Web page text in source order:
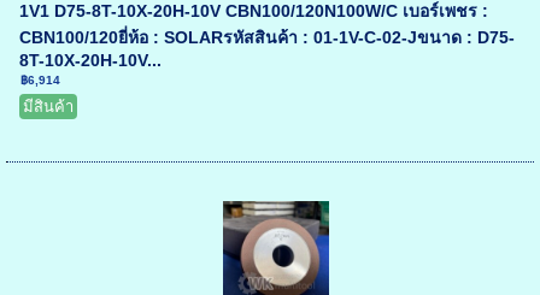
1V1 D75-8T-10X-20H-10V CBN100/120N100W/C เบอร์เพชร :
CBN100/120ยี่ห้อ : SOLARรหัสสินค้า : 01-1V-C-02-Jขนาด : D75-
8T-10X-20H-10V...
฿6,914
มีสินค้า